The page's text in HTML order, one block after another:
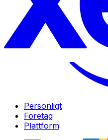
Personligt
Företag
Plattform